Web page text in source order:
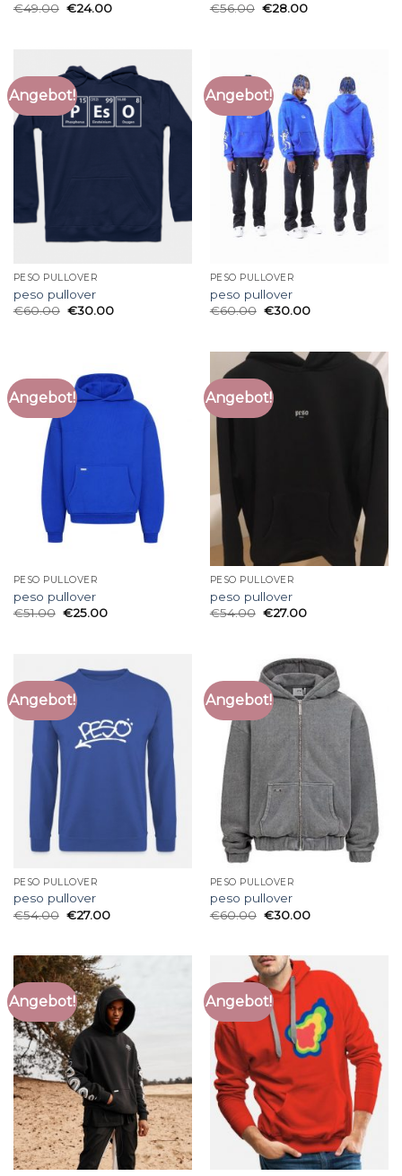
€49.00 €24.00
€56.00 €28.00
Angebot!
PESO PULLOVER
peso pullover
€60.00 €30.00
Angebot!
PESO PULLOVER
peso pullover
€60.00 €30.00
Angebot!
PESO PULLOVER
peso pullover
€51.00 €25.00
Angebot!
PESO PULLOVER
peso pullover
€54.00 €27.00
Angebot!
PESO PULLOVER
peso pullover
€54.00 €27.00
Angebot!
PESO PULLOVER
peso pullover
€60.00 €30.00
Angebot! Angebot!